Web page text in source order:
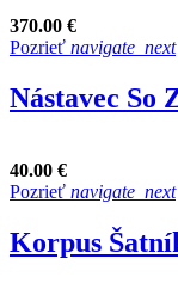
370.00 €
Pozrieť navigate_next
Nástavec So
40.00 €
Pozrieť navigate_next
Korpus